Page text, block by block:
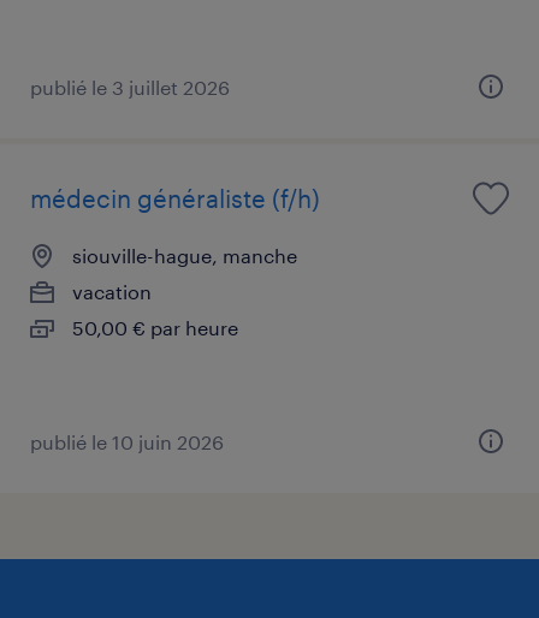
publié le 3 juillet 2026
médecin généraliste (f/h)
siouville-hague, manche
vacation
50,00 € par heure
publié le 10 juin 2026